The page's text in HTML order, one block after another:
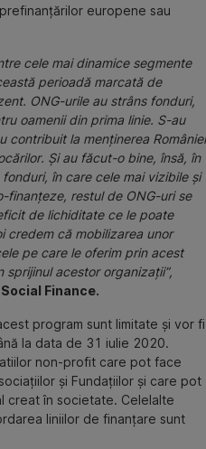
europene sau
cele mai dinamice segmente
perioadă marcată de
ONG-urile au strâns fonduri,
oamenii din prima linie. S-au
contribuit la menținerea României
Și au făcut-o bine, însă, în
în care cele mai vizibile și
finanțeze, restul de ONG-uri se
de lichiditate ce le poate
credem că mobilizarea unor
pe care le oferim prin acest
acestor organizații”,
Finance.
program sunt limitate și vor fi
la data de 31 iulie 2020.
non-profit care pot face
și Fundațiilor și care pot
creat în societate. Celelalte
liniilor de finanțare sunt